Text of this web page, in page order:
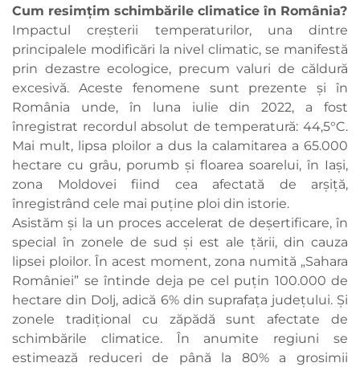
Cum resimțim schimbările climatice în România?
Impactul creșterii temperaturilor, una dintre
principalele modificări la nivel climatic, se manifestă
prin dezastre ecologice, precum valuri de căldură
excesivă. Aceste fenomene sunt prezente și în
România unde, în luna iulie din 2022, a fost
înregistrat recordul absolut de temperatură: 44,5°C.
Mai mult, lipsa ploilor a dus la calamitarea a 65.000
hectare cu grâu, porumb și floarea soarelui, în Iași,
zona Moldovei fiind cea afectată de arșiță,
înregistrând cele mai puține ploi din istorie.
Asistăm și la un proces accelerat de deșertificare, în
special în zonele de sud și est ale țării, din cauza
lipsei ploilor. În acest moment, zona numită „Sahara
României” se întinde deja pe cel puțin 100.000 de
hectare din Dolj, adică 6% din suprafața județului. Și
zonele tradițional cu zăpădă sunt afectate de
schimbările climatice. În anumite regiuni se
estimează reduceri de până la 80% a grosimii